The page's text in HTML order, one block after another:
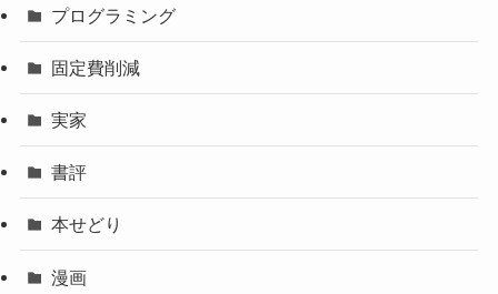
プログラミング
固定費削減
実家
書評
本せどり
漫画